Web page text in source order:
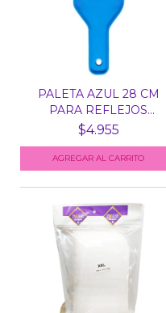
PALETA AZUL 28 CM
PARA REFLEJOS
MECHAS C...
$4.955